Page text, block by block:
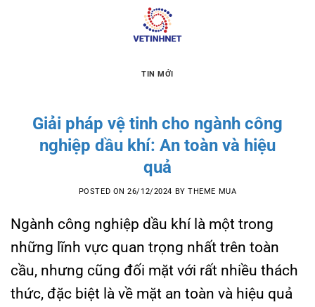
TIN MỚI
Giải pháp vệ tinh cho ngành công
nghiệp dầu khí: An toàn và hiệu
quả
POSTED ON26/12/2024 BYTHEME MUA
Ngành công nghiệp dầu khí là một trong
những lĩnh vực quan trọng nhất trên toàn
cầu, nhưng cũng đối mặt với rất nhiều thách
thức, đặc biệt là về mặt an toàn và hiệu quả